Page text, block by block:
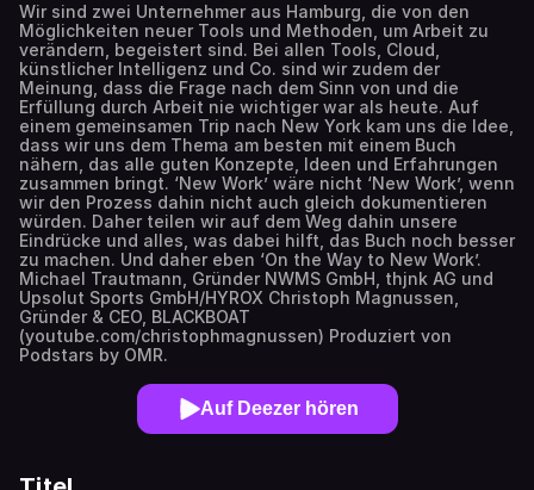
Wir sind zwei Unternehmer aus Hamburg, die von den
Möglichkeiten neuer Tools und Methoden, um Arbeit zu
verändern, begeistert sind. Bei allen Tools, Cloud,
künstlicher Intelligenz und Co. sind wir zudem der
Meinung, dass die Frage nach dem Sinn von und die
Erfüllung durch Arbeit nie wichtiger war als heute. Auf
einem gemeinsamen Trip nach New York kam uns die Idee,
dass wir uns dem Thema am besten mit einem Buch
nähern, das alle guten Konzepte, Ideen und Erfahrungen
zusammen bringt. ‘New Work’ wäre nicht ‘New Work’, wenn
wir den Prozess dahin nicht auch gleich dokumentieren
würden. Daher teilen wir auf dem Weg dahin unsere
Eindrücke und alles, was dabei hilft, das Buch noch besser
zu machen. Und daher eben ‘On the Way to New Work’.
Michael Trautmann, Gründer NWMS GmbH, thjnk AG und
Upsolut Sports GmbH/HYROX Christoph Magnussen,
Gründer & CEO, BLACKBOAT
(youtube.com/christophmagnussen) Produziert von
Podstars by OMR.
Auf Deezer hören